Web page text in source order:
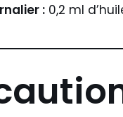
: 0,2 ml